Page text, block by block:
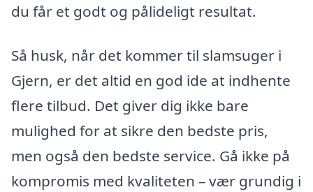
du får et godt og pålideligt resultat.
Så husk, når det kommer til slamsuger i
Gjern, er det altid en god ide at indhente
flere tilbud. Det giver dig ikke bare
mulighed for at sikre den bedste pris,
men også den bedste service. Gå ikke på
kompromis med kvaliteten – vær grundig i